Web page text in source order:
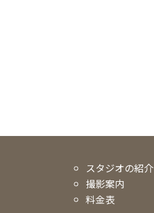
スタジオの紹介
撮影案内
料金表